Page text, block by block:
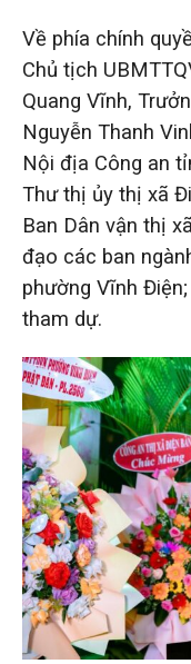
Về phía chính
Chủ tịch
Quang Vĩnh,
Nguyễn Thanh
Nội địa Công an
Thư thị ủy thị xã
Ban Dân vận thị
đạo các ban
phường Vĩnh
tham dự.